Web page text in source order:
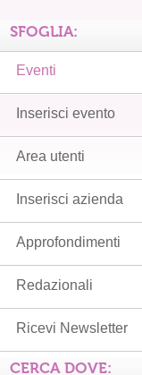
SFOGLIA:
Eventi
Inserisci evento
Area utenti
Inserisci azienda
Approfondimenti
Redazionali
Ricevi Newsletter
CERCA DOVE: